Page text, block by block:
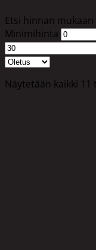
Etsi hinnan mukaan
Minimihinta
Näytetään kaikki 11